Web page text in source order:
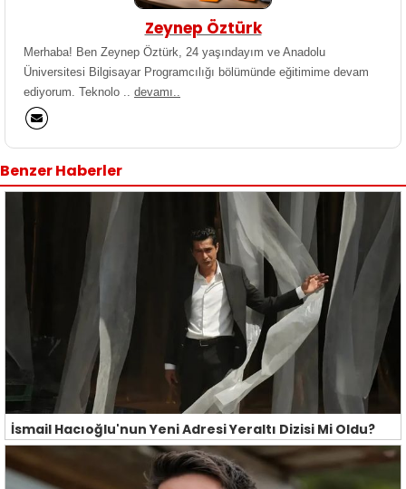
Zeynep Öztürk
Merhaba! Ben Zeynep Öztürk, 24 yaşındayım ve Anadolu
Üniversitesi Bilgisayar Programcılığı bölümünde eğitimime devam
ediyorum. Teknolo .. devamı..
Benzer Haberler
İsmail Hacıoğlu'nun Yeni Adresi Yeraltı Dizisi Mi Oldu?